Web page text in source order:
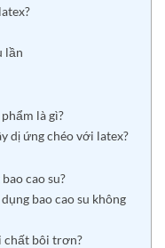
lần
là gì?
dị ứng chéo với latex?
cao su?
bao cao su không
chất bôi trơn?